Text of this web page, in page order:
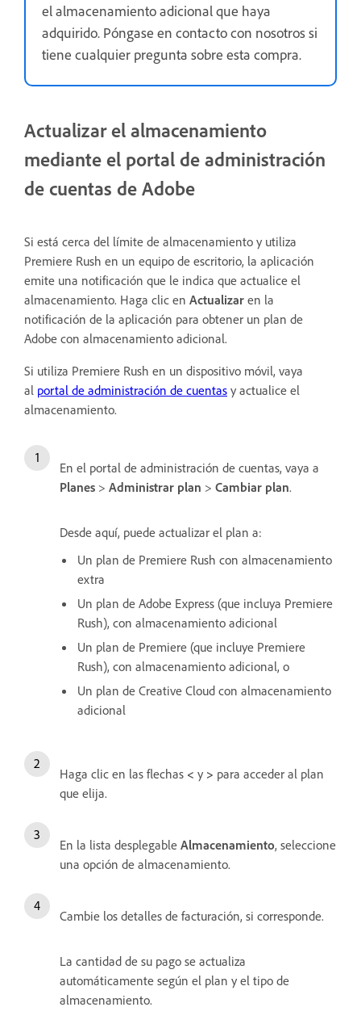
el almacenamiento adicional que haya
adquirido. Póngase en contacto con nosotros si
tiene cualquier pregunta sobre esta compra.
Actualizar el almacenamiento
mediante el portal de administración
de cuentas de Adobe
Si está cerca del límite de almacenamiento y utiliza
Premiere Rush en un equipo de escritorio, la aplicación
emite una notificación que le indica que actualice el
almacenamiento. Haga clic en Actualizar en la
notificación de la aplicación para obtener un plan de
Adobe con almacenamiento adicional.
Si utiliza Premiere Rush en un dispositivo móvil, vaya
al portal de administración de cuentas y actualice el
almacenamiento.
En el portal de administración de cuentas, vaya a
Planes > Administrar plan > Cambiar plan.
Desde aquí, puede actualizar el plan a:
Un plan de Premiere Rush con almacenamiento
extra
Un plan de Adobe Express (que incluya Premiere
Rush), con almacenamiento adicional
Un plan de Premiere (que incluye Premiere
Rush), con almacenamiento adicional, o
Un plan de Creative Cloud con almacenamiento
adicional
Haga clic en las flechas < y > para acceder al plan
que elija.
En la lista desplegable Almacenamiento, seleccione
una opción de almacenamiento.
Cambie los detalles de facturación, si corresponde.
La cantidad de su pago se actualiza
automáticamente según el plan y el tipo de
almacenamiento.